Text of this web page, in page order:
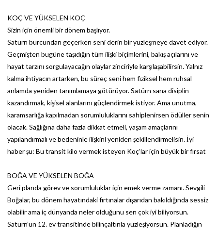
KOÇ VE YÜKSELEN KOÇ
Sizin için önemli bir dönem başlıyor.
Satürn burcundan geçerken seni derin bir yüzleşmeye davet ediyor.
Geçmişten bugüne taşıdığın tüm ilişki biçimlerini, bakış açılarını ve
hayat tarzını sorgulayacağın olaylar zinciriyle karşılaşabilirsin. Yalnız
kalma ihtiyacın artarken, bu süreç seni hem fiziksel hem ruhsal
anlamda yeniden tanımlamaya götürüyor. Satürn sana disiplin
kazandırmak, kişisel alanlarını güçlendirmek istiyor. Ama unutma,
karamsarlığa kapılmadan sorumluluklarını sahiplenirsen ödüller senin
olacak. Sağlığına daha fazla dikkat etmeli, yaşam amaçlarını
yapılandırmalı ve bedeninle ilişkini yeniden şekillendirmelisin. İyi
haber şu: Bu transit kilo vermek isteyen Koç’lar için büyük bir fırsat
BOĞA VE YÜKSELEN BOĞA
Geri planda görev ve sorumluluklar için emek verme zamanı. Sevgili
Boğalar, bu dönem hayatındaki fırtınalar dışarıdan bakıldığında sessiz
olabilir ama iç dünyanda neler olduğunu sen çok iyi biliyorsun.
Satürn’ün 12. ev transitinde bilinçaltınla yüzleşiyorsun. Planladığın